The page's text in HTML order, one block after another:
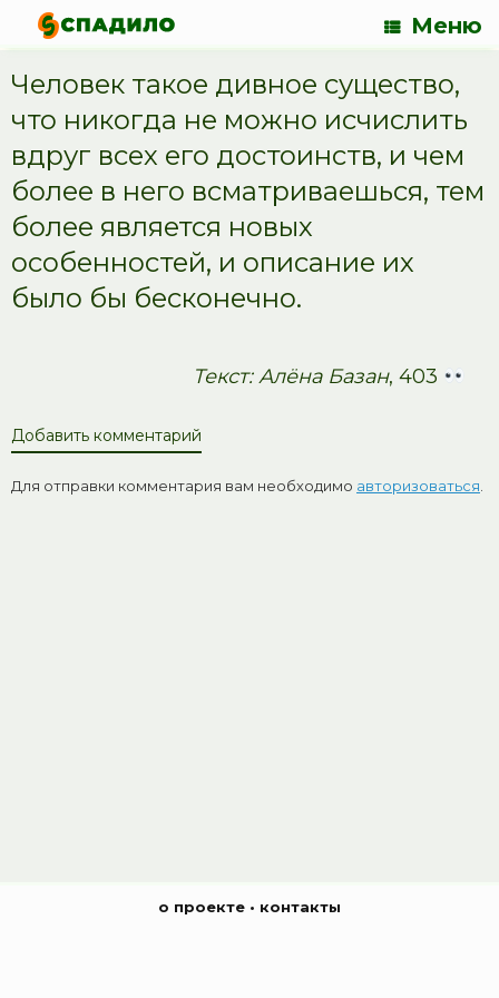
Меню
Человек такое дивное существо,
что никогда не можно исчислить
вдруг всех его достоинств, и чем
более в него всматриваешься, тем
более является новых
особенностей, и описание их
было бы бесконечно.
Текст: Алёна Базан, 403
Добавить комментарий
Для отправки комментария вам необходимо авторизоваться
о проекте • контакты